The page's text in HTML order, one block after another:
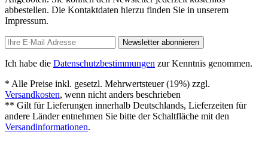
abbestellen. Die Kontaktdaten hierzu finden Sie in unserem
Impressum.
Newsletter abonnieren
Ich habe die Datenschutzbestimmungen zur Kenntnis genommen.
* Alle Preise inkl. gesetzl. Mehrwertsteuer (19%) zzgl.
Versandkosten, wenn nicht anders beschrieben
** Gilt für Lieferungen innerhalb Deutschlands, Lieferzeiten für
andere Länder entnehmen Sie bitte der Schaltfläche mit den
Versandinformationen.